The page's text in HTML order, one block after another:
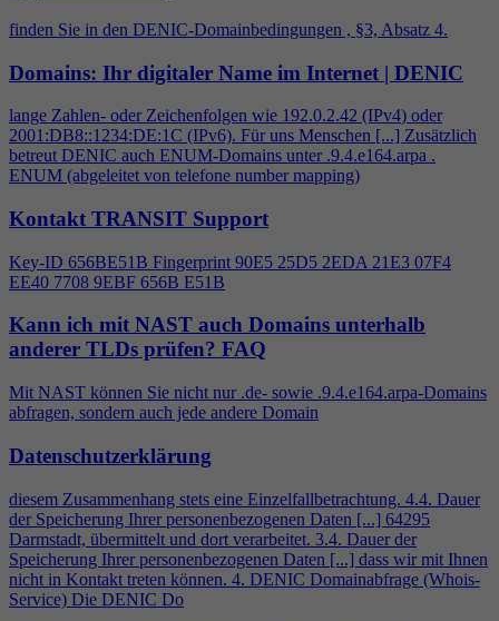
finden Sie in den DENIC-Domainbedingungen , §3, Absatz 4.
Domains: Ihr digitaler Name im Internet | DENIC
lange Zahlen- oder Zeichenfolgen wie 192.0.2.42 (IPv4) oder
2001:DB8::1234:DE:1C (IPv6). Für uns Menschen [...] Zusätzlich
betreut DENIC auch ENUM-Domains unter .9.4.e164.arpa .
ENUM (abgeleitet von telefone number mapping)
Kontakt TRANSIT Support
Key-ID 656BE51B Fingerprint 90E5 25D5 2EDA 21E3 07F4
EE40 7708 9EBF 656B E51B
Kann ich mit NAST auch Domains unterhalb
anderer TLDs prüfen? FAQ
Mit NAST können Sie nicht nur .de- sowie .9.4.e164.arpa-Domains
abfragen, sondern auch jede andere Domain
Datenschutzerklärung
diesem Zusammenhang stets eine Einzelfallbetrachtung. 4.4. Dauer
der Speicherung Ihrer personenbezogenen Daten [...] 64295
Darmstadt, übermittelt und dort verarbeitet. 3.4. Dauer der
Speicherung Ihrer personenbezogenen Daten [...] dass wir mit Ihnen
nicht in Kontakt treten können. 4. DENIC Domainabfrage (Whois-
Service) Die DENIC Do